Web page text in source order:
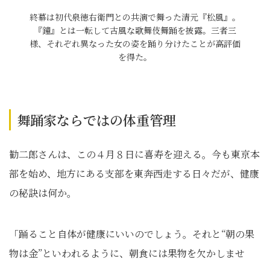
終幕は初代泉徳右衛門との共演で舞った清元『松風』。
『鐘』とは一転して古風な歌舞伎舞踊を披露。三者三
様、それぞれ異なった女の姿を踊り分けたことが高評価
を得た。
舞踊家ならではの体重管理
勧二郎さんは、この４月８日に喜寿を迎える。今も東京本
部を始め、地方にある支部を東奔西走する日々だが、健康
の秘訣は何か。
「踊ること自体が健康にいいのでしょう。それと“朝の果
物は金”といわれるように、朝食には果物を欠かしませ